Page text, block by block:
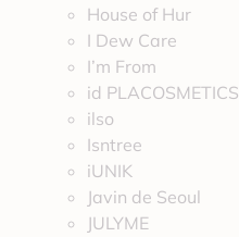
House of Hur
I Dew Care
I’m From
id PLACOSMETICS
ilso
Isntree
iUNIK
Javin de Seoul
JULYME